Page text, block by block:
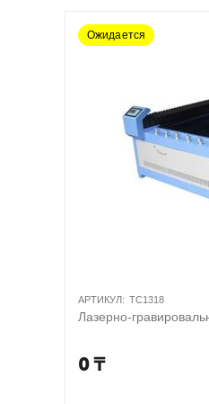
Ожидается
АРТИКУЛ: TC1318
Лазерно-
0₸